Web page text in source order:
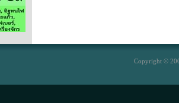
Copyright ©